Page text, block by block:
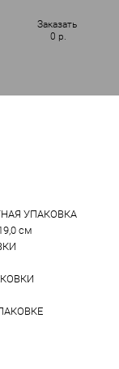
Заказать
0 р.
УПАКОВКА
см